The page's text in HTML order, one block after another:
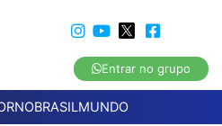
Entrar no grupo
BRASILMUNDO